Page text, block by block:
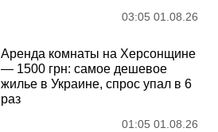
03:05 01.08.26
Аренда комнаты на Херсонщине
— 1500 грн: самое дешевое
жилье в Украине, спрос упал в 6
раз
01:05 01.08.26